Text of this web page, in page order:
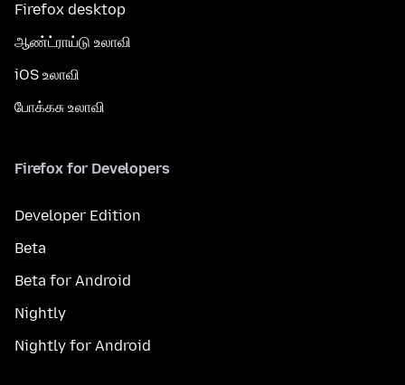
Firefox desktop
ஆண்ட்ராய்டு உலாவி
iOS உலாவி
போக்கசு உலாவி
Firefox for Developers
Developer Edition
Beta
Beta for Android
Nightly
Nightly for Android